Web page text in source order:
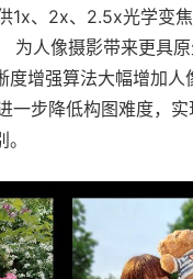
1x、2x、2.5x光学变
为人像摄影带来更具
增强算法大幅增加人
一步降低构图难度，